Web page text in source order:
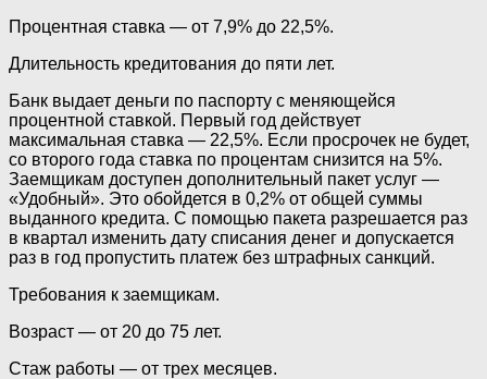
Процентная ставка — от 7,9% до 22,5%.
Длительность кредитования до пяти лет.
Банк выдает деньги по паспорту с меняющейся
процентной ставкой. Первый год действует
максимальная ставка — 22,5%. Если просрочек не будет,
со второго года ставка по процентам снизится на 5%.
Заемщикам доступен дополнительный пакет услуг —
«Удобный». Это обойдется в 0,2% от общей суммы
выданного кредита. С помощью пакета разрешается раз
в квартал изменить дату списания денег и допускается
раз в год пропустить платеж без штрафных санкций.
Требования к заемщикам.
Возраст — от 20 до 75 лет.
Стаж работы — от трех месяцев.